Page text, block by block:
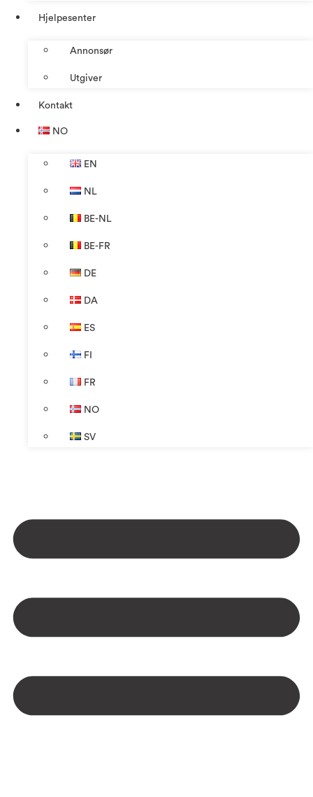
Hjelpesenter
Annonsør
Utgiver
Kontakt
NO
EN
NL
BE-NL
BE-FR
DE
DA
ES
FI
FR
NO
SV